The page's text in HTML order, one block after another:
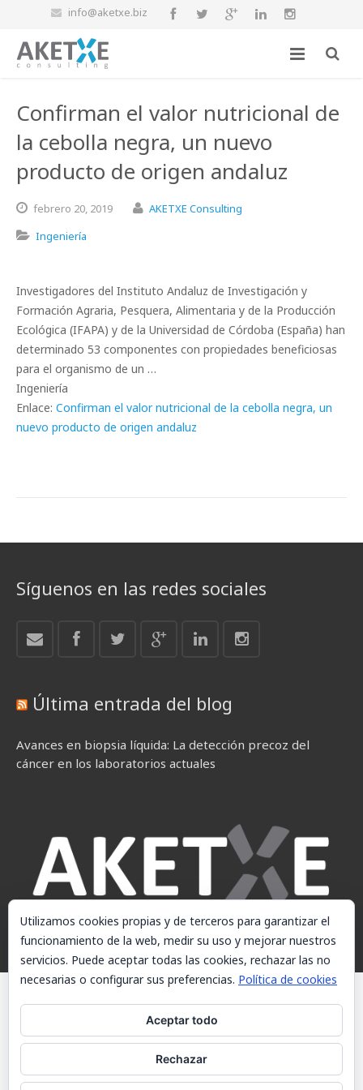
info@aketxe.biz
Confirman el valor nutricional de
la cebolla negra, un nuevo
producto de origen andaluz
febrero 20, 2019
AKETXE Consulting
Ingeniería
Investigadores del Instituto Andaluz de Investigación y
Formación Agraria, Pesquera, Alimentaria y de la Producción
Ecológica (IFAPA) y de la Universidad de Córdoba (España) han
determinado 53 componentes con propiedades beneficiosas
para el organismo de un …
Ingeniería
Enlace: Confirman el valor nutricional de la cebolla negra, un
nuevo producto de origen andaluz
Síguenos en las redes sociales
Última entrada del blog
Avances en biopsia líquida: La detección precoz del
cáncer en los laboratorios actuales
© AKETXE Consulting, S.L. - Este sitio web utiliza cookies, consulte
nuestra Política de cookies.
Política de cookies
Utilizamos cookies propias y de terceros para garantizar el
funcionamiento de la web, medir su uso y mejorar nuestros
servicios. Puede aceptar todas las cookies, rechazar las no
necesarias o configurar sus preferencias. Política de cookies
Aceptar todo
Rechazar